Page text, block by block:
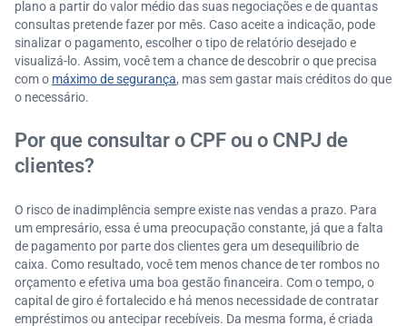
plano a partir do valor médio das suas negociações e de quantas
consultas pretende fazer por mês. Caso aceite a indicação, pode
sinalizar o pagamento, escolher o tipo de relatório desejado e
visualizá-lo. Assim, você tem a chance de descobrir o que precisa
com o máximo de segurança, mas sem gastar mais créditos do que
o necessário.
Por que consultar o CPF ou o CNPJ de
clientes?
O risco de inadimplência sempre existe nas vendas a prazo. Para
um empresário, essa é uma preocupação constante, já que a falta
de pagamento por parte dos clientes gera um desequilíbrio de
caixa. Como resultado, você tem menos chance de ter rombos no
orçamento e efetiva uma boa gestão financeira. Com o tempo, o
capital de giro é fortalecido e há menos necessidade de contratar
empréstimos ou antecipar recebíveis. Da mesma forma, é criada